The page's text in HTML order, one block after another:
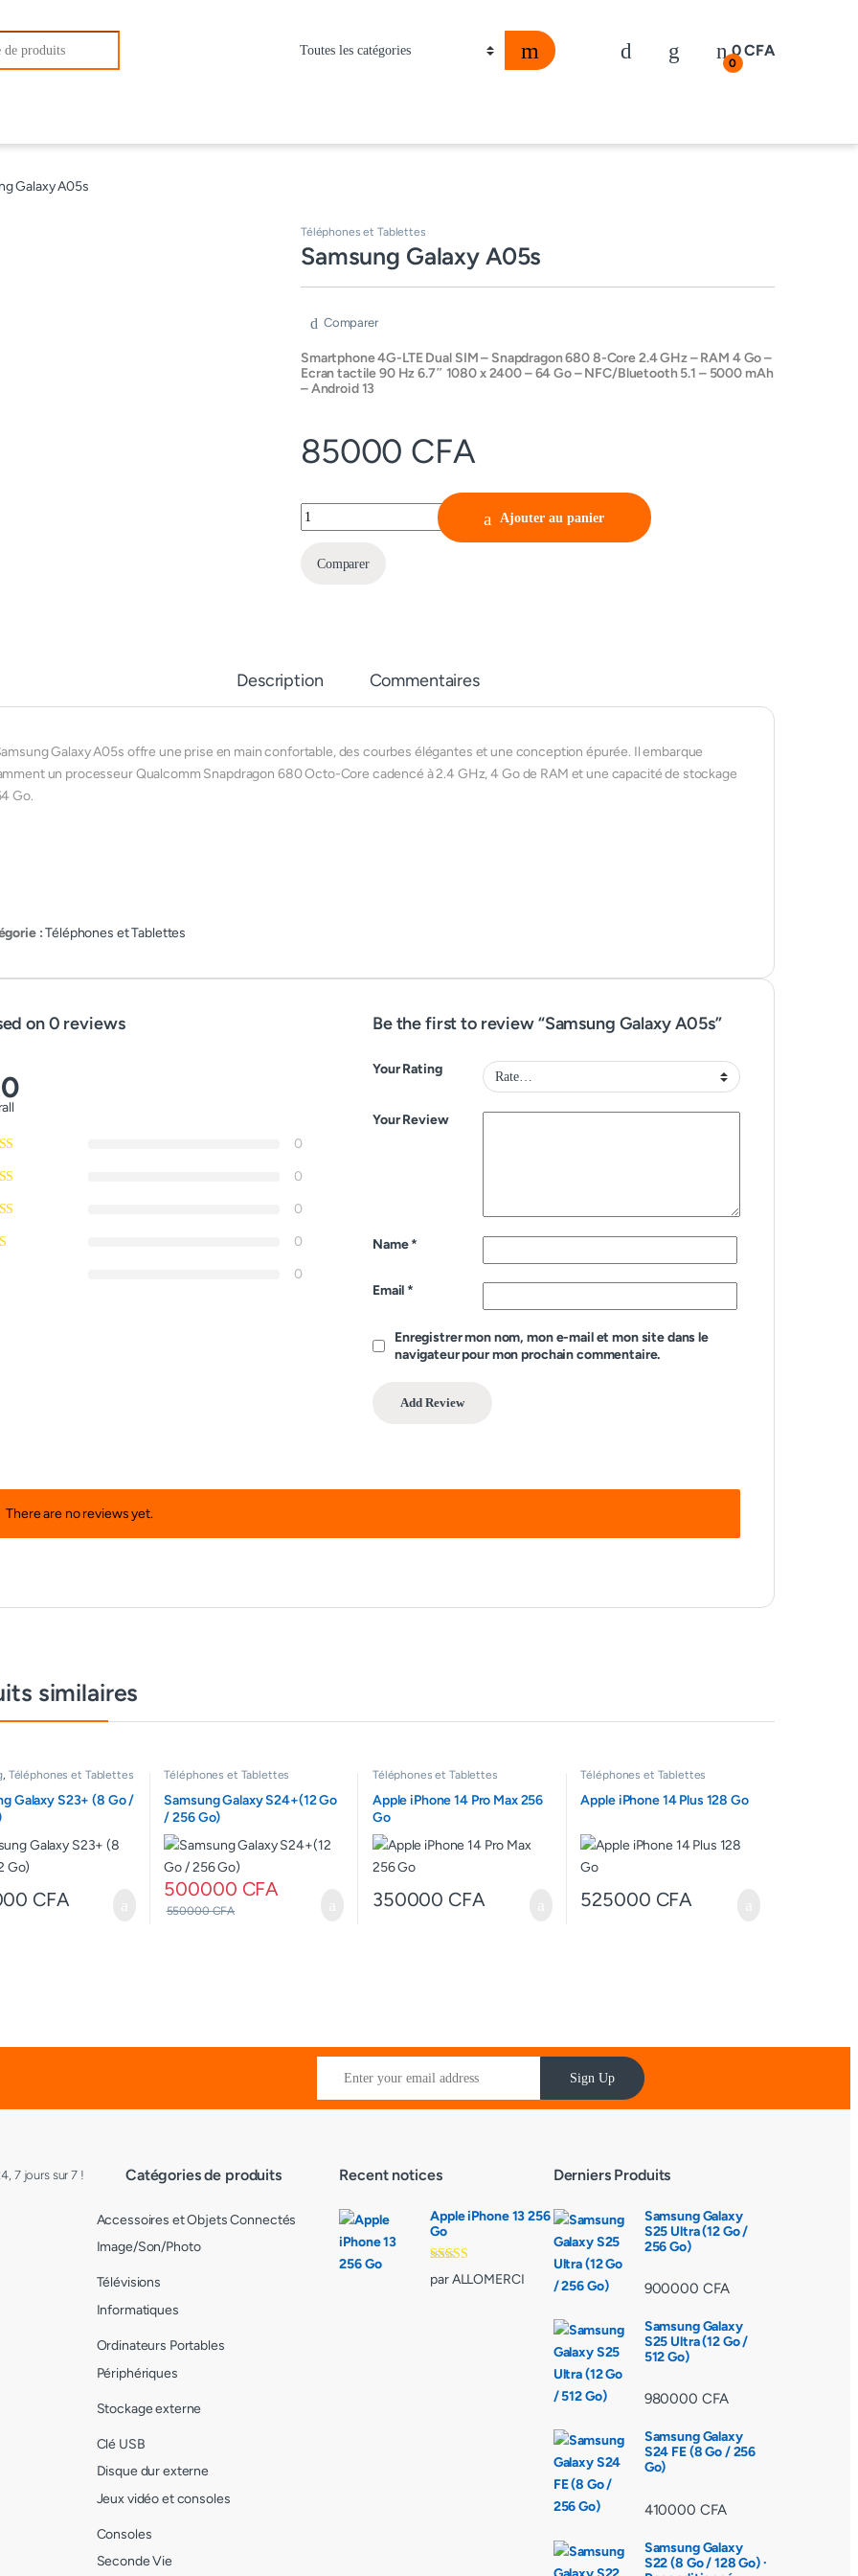
0
0CFA
Galaxy A05s
Téléphones et Tablettes
Samsung Galaxy A05s
Comparer
Smartphone 4G-LTE Dual SIM – Snapdragon 680 8-Core 2.4 GHz – RAM 4 Go –
Ecran tactile 90 Hz 6.7″ 1080 x 2400 – 64 Go – NFC/Bluetooth 5.1 – 5000 mAh
– Android 13
85000 CFA
Samsung Galaxy A05s quantity Ajouter au panier
Comparer
Description Commentaires
Galaxy A05s offre une prise en main confortable, des courbes élégantes et une conception épurée. Il embarque
un processeur Qualcomm Snapdragon 680 Octo-Core cadencé à 2.4 GHz, 4 Go de RAM et une capacité de stockage
Go.
:Téléphones et Tablettes
on 0 reviews
0
0
0
0
0
Be the first to review “Samsung Galaxy A05s”
Your Rating
Your Review
Name*
Email *
Enregistrer mon nom, mon e-mail et mon site dans le
navigateur pour mon prochain commentaire.
There are no reviews yet.
similaires
, Téléphones et Tablettes
Galaxy S23+ (8 Go /
CFA
Téléphones et Tablettes
Samsung Galaxy S24+(12 Go
/ 256 Go)
500000 CFA
550000CFA
Téléphones et Tablettes
Apple iPhone 14 Pro Max 256
Go
350000 CFA
Téléphones et Tablettes
Apple iPhone 14 Plus 128 Go
525000 CFA
Sign Up
7 jours sur 7 ! Catégories de produits
Accessoires et Objets Connectés
Image/Son/Photo
Télévisions
Informatiques
Ordinateurs Portables
Périphériques
Stockage externe
Clé USB
Disque dur externe
Jeux vidéo et consoles
Consoles
Seconde Vie
Recent notices
Apple iPhone 13 256
Go
Note 3
sur 5
par ALLOMERCI
Derniers Produits
Samsung Galaxy
S25 Ultra (12 Go /
256 Go)
900000 CFA
Samsung Galaxy
S25 Ultra (12 Go /
512 Go)
980000 CFA
Samsung Galaxy
S24 FE (8 Go / 256
Go)
410000 CFA
Samsung Galaxy
S22 (8 Go / 128 Go) ·